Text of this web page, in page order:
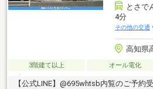
とさで
4分
その他の交通
高知県
3階建て以上 オール電化
【公式LINE】@695whtsb内覧のご予約